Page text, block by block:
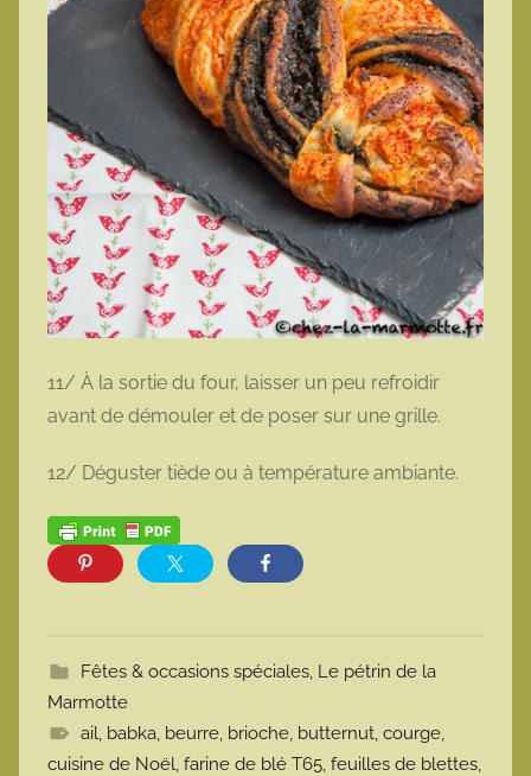
11/ À la sortie du four, laisser un peu refroidir
avant de démouler et de poser sur une grille.
12/ Déguster tiède ou à température ambiante.
Fêtes & occasions spéciales, Le pétrin de la
Marmotte
ail, babka, beurre, brioche, butternut, courge,
cuisine de Noël, farine de blé T65, feuilles de blettes,